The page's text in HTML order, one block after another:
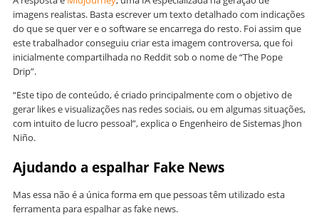
imagens realistas. Basta escrever um texto detalhado com indicações
do que se quer ver e o software se encarrega do resto. Foi assim que
este trabalhador conseguiu criar esta imagem controversa, que foi
inicialmente compartilhada no Reddit sob o nome de “The Pope
Drip”.
“Este tipo de conteúdo, é criado principalmente com o objetivo de
gerar likes e visualizações nas redes sociais, ou em algumas situações,
com intuito de lucro pessoal”, explica o Engenheiro de Sistemas Jhon
Niño.
Ajudando a espalhar Fake News
Mas essa não é a única forma em que pessoas têm utilizado esta
ferramenta para espalhar as fake news.